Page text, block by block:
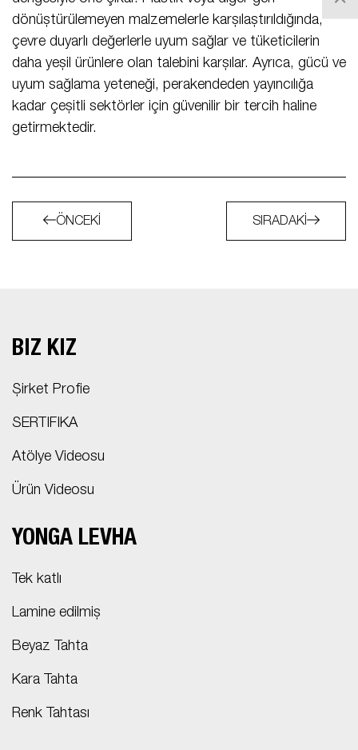
dönüştürülemeyen malzemelerle karşılaştırıldığında,
çevre duyarlı değerlerle uyum sağlar ve tüketicilerin
daha yeşil ürünlere olan talebini karşılar. Ayrıca, gücü ve
uyum sağlama yeteneği, perakendeden yayıncılığa
kadar çeşitli sektörler için güvenilir bir tercih haline
getirmektedir.
ÖNCEKI SIRADAKI
BIZ KİZ
Şirket Profie
SERTIFIKA
Atölye Videosu
Ürün Videosu
YONGA LEVHA
Tek katlı
Lamine edilmiş
Beyaz Tahta
Kara Tahta
Renk Tahtası